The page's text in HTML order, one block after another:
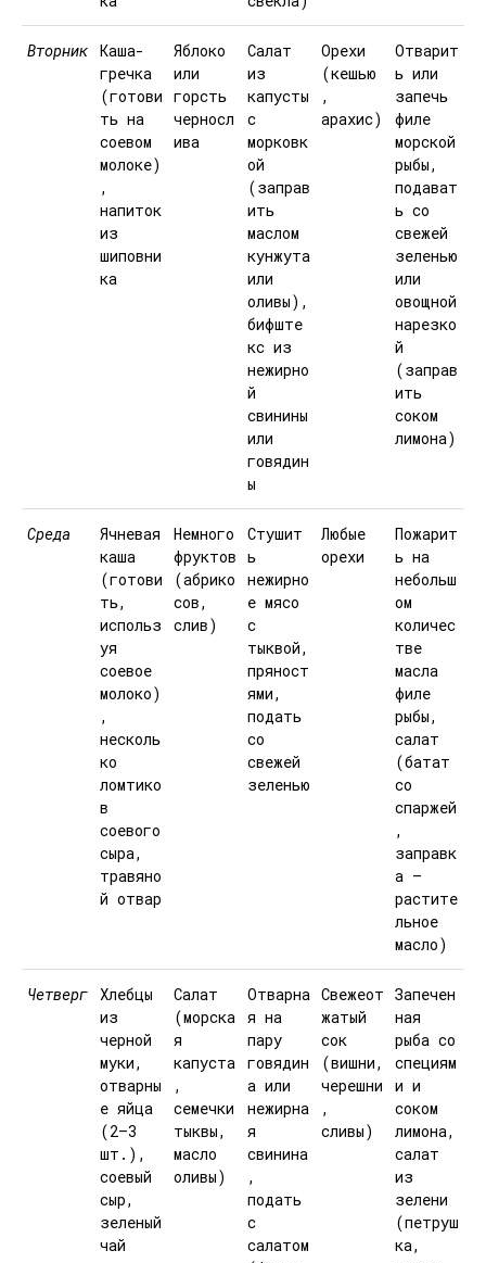
Вторник Каша-
гречка
(готови
ть на
соевом
молоке)
,
напиток
из
шиповни
ка
Яблоко
или
горсть
черносл
ива
Салат
из
капусты
с
морковк
ой
(заправ
ить
маслом
кунжута
или
оливы),
бифште
кс из
нежирно
й
свинины
или
говядин
ы
Орехи
(кешью
,
арахис)
Отварит
ь или
запечь
филе
морской
рыбы,
подават
ь со
свежей
зеленью
или
овощной
нарезко
й
(заправ
ить
соком
лимона)
Среда
Ячневая
каша
(готови
ть,
использ
уя
соевое
молоко)
,
несколь
ко
ломтико
в
соевого
сыра,
травяно
й отвар
Немного
фруктов
(абрико
сов,
слив)
Стушит
ь
нежирно
е мясо
с
тыквой,
пряност
ями,
подать
со
свежей
зеленью
Любые
орехи
Пожарит
ь на
небольш
ом
количес
тве
масла
филе
рыбы,
салат
(батат
со
спаржей
,
заправк
а —
растите
льное
масло)
Четверг Хлебцы
из
черной
муки,
отварны
е яйца
(2–3
шт.),
соевый
сыр,
зеленый
чай
Салат
(морска
я
капуста
,
семечки
тыквы,
масло
оливы)
Отварна
я на
пару
говядин
а или
нежирна
я
свинина
,
подать
с
салатом
Свежеот
жатый
сок
(вишни,
черешни
,
сливы)
Запечен
ная
рыба со
специям
и и
соком
лимона,
салат
из
зелени
(петруш
ка,